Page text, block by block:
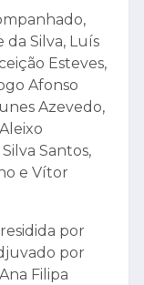
Silva, Luís
Esteves,
Afonso
Azevedo,
Santos,
e Vítor
por
por
Filipa